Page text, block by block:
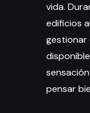
vida.
edificios
gestionar
pensar